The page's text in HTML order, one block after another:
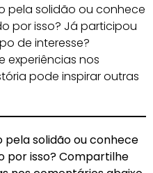
pela solidão ou conhece
por isso? Já participou
de interesse?
experiências nos
pode inspirar outras
solidão ou conhece
por isso? Compartilhe